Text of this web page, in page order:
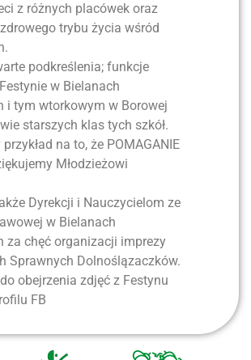
z różnych placówek oraz
trybu życia wśród
podkreślenia; funkcje
w Bielanach
i tym wtorkowym w Borowej
starszych klas tych szkół.
na to, że POMAGANIE
Młodzieżowi
Dyrekcji i Nauczycielom ze
w Bielanach
za chęć organizacji imprezy
Sprawnych Dolnoślązaczków.
obejrzenia zdjęć z Festynu
FB